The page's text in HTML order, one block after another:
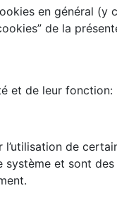
en général
de la
et de leur fonction:
de
et sont